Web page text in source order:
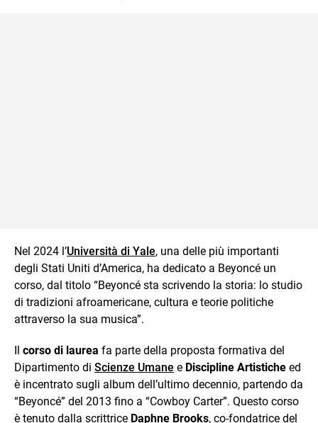
Nel 2024 l’Università di Yale, una delle più importanti
degli Stati Uniti d’America, ha dedicato a Beyoncé un
corso, dal titolo “Beyoncé sta scrivendo la storia: lo studio
di tradizioni afroamericane, cultura e teorie politiche
attraverso la sua musica”.
Il corso di laurea fa parte della proposta formativa del
Dipartimento di Scienze Umane e Discipline Artistiche ed
è incentrato sugli album dell’ultimo decennio, partendo da
“Beyoncé” del 2013 fino a “Cowboy Carter”. Questo corso
è tenuto dalla scrittrice Daphne Brooks, co-fondatrice del